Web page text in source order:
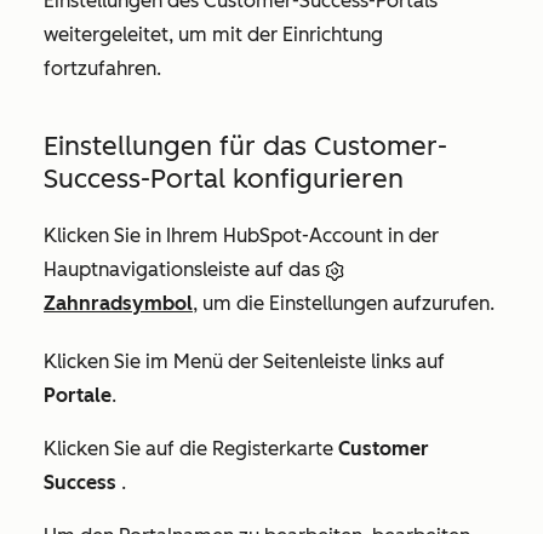
weitergeleitet, um mit der Einrichtung
fortzufahren.
Einstellungen für das Customer-
Success-Portal konfigurieren
Klicken Sie in Ihrem HubSpot-Account in der
Hauptnavigationsleiste auf das
Zahnradsymbol, um die Einstellungen aufzurufen.
Klicken Sie im Menü der Seitenleiste links auf
Portale.
Klicken Sie auf die Registerkarte Customer
Success .